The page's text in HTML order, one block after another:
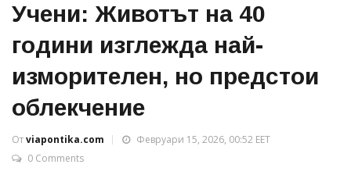
Учени: Животът на 40
години изглежда най-
изморителен, но предстои
облекчение
Отviapontika.com
Февруари 15, 2026, 00:52 EET
0 Comments